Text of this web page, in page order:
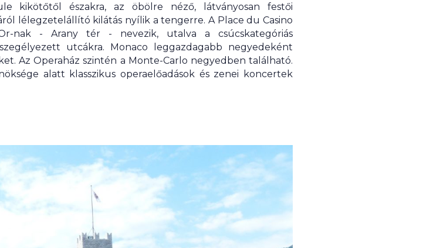
kikötőtől északra, az öbölre néző, látványosan festői
lélegzetelállító kilátás nyílik a tengerre. A Place du Casino
nak - Arany tér - nevezik, utalva a csúcskategóriás
utcákra. Monaco leggazdagabb negyedeként
Az Operaház szintén a Monte-Carlo negyedben található.
alatt klasszikus operaelőadások és zenei koncertek